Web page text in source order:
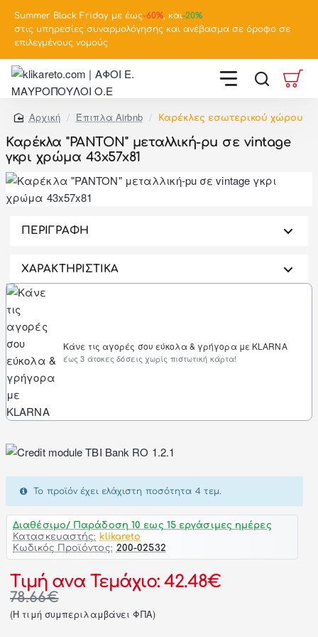
Summer Black Friday με έως-60%, και-20%
στις υπηρεσίες συναρμολόγησης και ανέβασμα σε όροφο σε
επιλεγμένους νομούς
home
Έπιπλα Airbnb Καρέκλες εσωτερικού χώρου
Καρέκλα "PANTON" μεταλλική-pu σε vintage
γκρι χρώμα 43x57x81
ΠΕΡΙΓΡΑΦΗ
ΧΑΡΑΚΤΗΡΙΣΤΙΚΑ
Κάνε τις αγορές σου εύκολα & γρήγορα με KLARNA
έως 3 άτοκες δόσεις χωρίς πιστωτική κάρτα!
Διαθέσιμο/ Παράδοση 10 εως 15 εργάσιμες ημέρες
Κατασκευαστής: klikareto
Κωδικός Προϊόντος: 200-02532
Τιμή ανα Τεμάχιο: 42.48€
78.66€
(H τιμή συμπεριλαμβάνει ΦΠΑ)
Το προϊόν έχει ελάχιστη ποσότητα 4 τεμ.